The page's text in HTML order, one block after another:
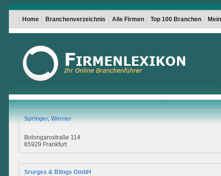
Home Branchenverzeichnis Alle Firmen Top 100 Branchen
Springer, Werner
Bolongarostraße 114
65929 Frankfurt
Srurges & Blings GmbH